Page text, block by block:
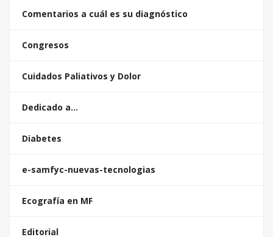
Comentarios a cuál es su diagnóstico
Congresos
Cuidados Paliativos y Dolor
Dedicado a…
Diabetes
e-samfyc-nuevas-tecnologias
Ecografía en MF
Editorial